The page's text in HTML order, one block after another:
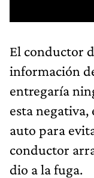
El conductor
información
entregaría
esta negativa,
auto para
conductor
dio a la fuga.